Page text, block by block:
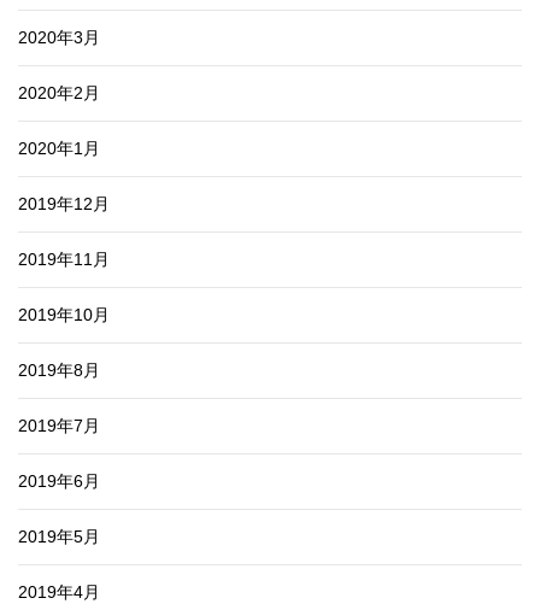
2020年3月
2020年2月
2020年1月
2019年12月
2019年11月
2019年10月
2019年8月
2019年7月
2019年6月
2019年5月
2019年4月